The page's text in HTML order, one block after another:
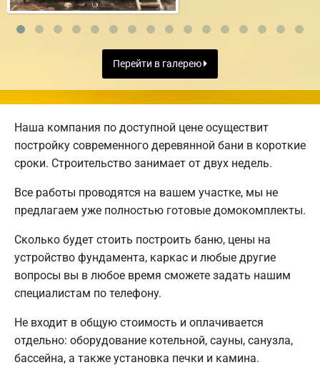
Перейти в галерею
Наша компания по доступной цене осуществит
постройку современного деревянной бани в короткие
сроки. Строительство занимает от двух недель.
Все работы проводятся на вашем участке, мы не
предлагаем уже полностью готовые домокомплекты.
Сколько будет стоить построить баню, цены на
устройство фундамента, каркас и любые другие
вопросы вы в любое время сможете задать нашим
специалистам по телефону.
Не входит в общую стоимость и оплачивается
отдельно: оборудование котельной, сауны, санузла,
бассейна, а также установка печки и камина.